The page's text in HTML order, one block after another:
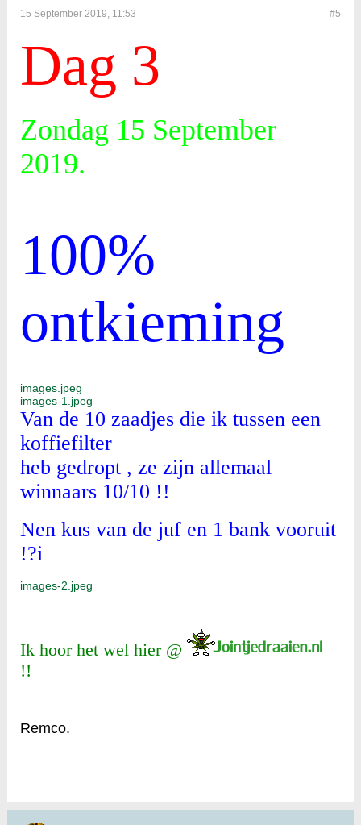
#5
15 September 2019, 11:53
Dag 3
Zondag 15 September
2019.
100%
ontkieming
images.jpeg
images-1.jpeg
Van de 10 zaadjes die ik tussen een
koffiefilter
heb gedropt , ze zijn allemaal
winnaars 10/10 !!
Nen kus van de juf en 1 bank vooruit
!?i
images-2.jpeg
Ik hoor het wel hier @
!!
Remco.